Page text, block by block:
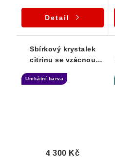
Detail
Sbírkový krystalek
citrínu se vzácnou
Vysočina
Unikátní barva
4 300 Kč